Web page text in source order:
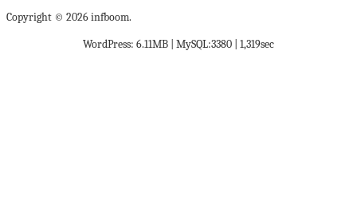
Copyright © 2026 infboom.
WordPress: 6.11MB | MySQL:3380 | 1,319sec